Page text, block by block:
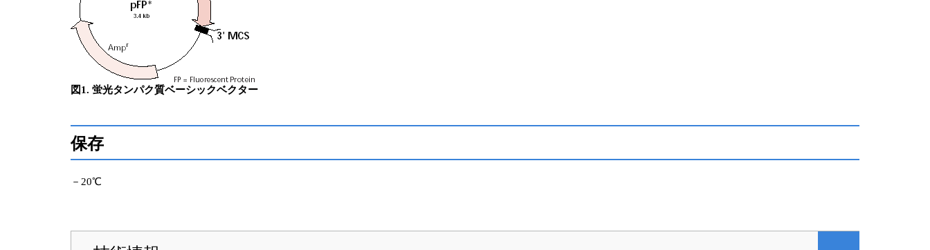
図1. 蛍光タンパク質ベーシックベクター
保存
－20℃